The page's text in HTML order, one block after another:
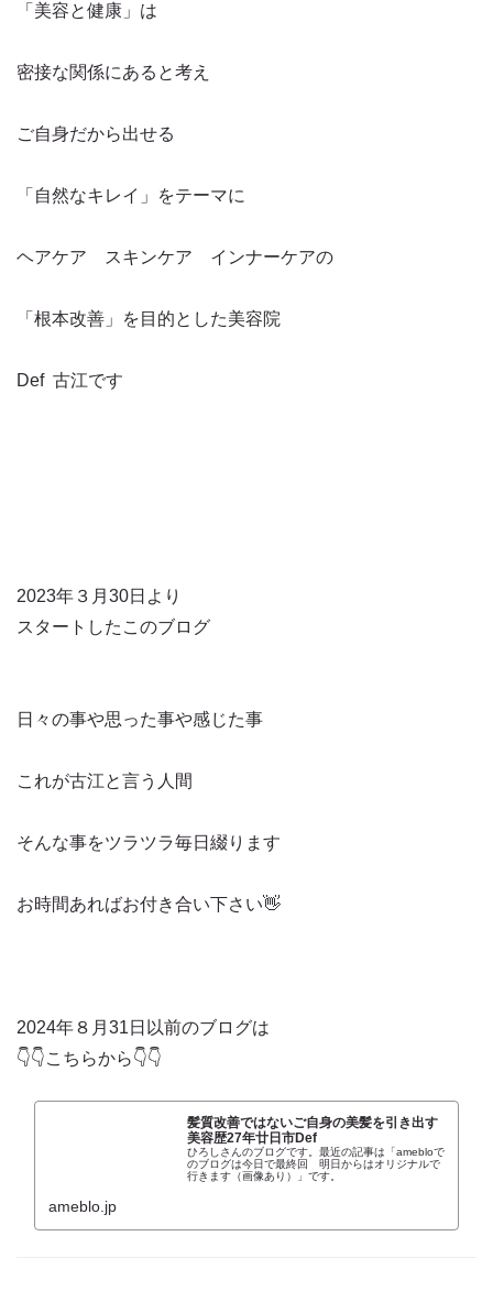
「美容と健康」は
密接な関係にあると考え
ご自身だから出せる
「自然なキレイ」をテーマに
ヘアケア スキンケア インナーケアの
「根本改善」を目的とした美容院
Def 古江です
2023年３月30日より
スタートしたこのブログ
日々の事や思った事や感じた事
これが古江と言う人間
そんな事をツラツラ毎日綴ります
お時間あればお付き合い下さい👋
2024年８月31日以前のブログは
👇👇こちらから👇👇
髪質改善ではないご自身の美髪を引き出す
美容歴27年廿日市Def
ひろしさんのブログです。最近の記事は「amebloで
のブログは今日で最終回 明日からはオリジナルで
行きます（画像あり）」です。
ameblo.jp